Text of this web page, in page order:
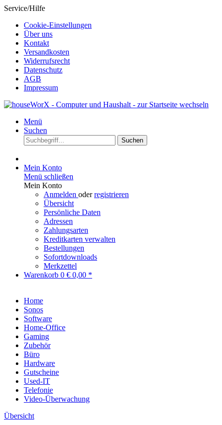
Service/Hilfe
Cookie-Einstellungen
Über uns
Kontakt
Versandkosten
Widerrufsrecht
Datenschutz
AGB
Impressum
Menü
Suchen
Suchen
Mein Konto
Menü schließen
Mein Konto
Anmelden oderregistrieren
Übersicht
Persönliche Daten
Adressen
Zahlungsarten
Kreditkarten verwalten
Bestellungen
Sofortdownloads
Merkzettel
Warenkorb 0 € 0,00 *
Home
Sonos
Software
Home-Office
Gaming
Zubehör
Büro
Hardware
Gutscheine
Used-IT
Telefonie
Video-Überwachung
Übersicht